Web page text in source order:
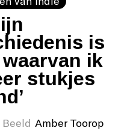
is
ik
stukjes
Beeld Amber Toorop